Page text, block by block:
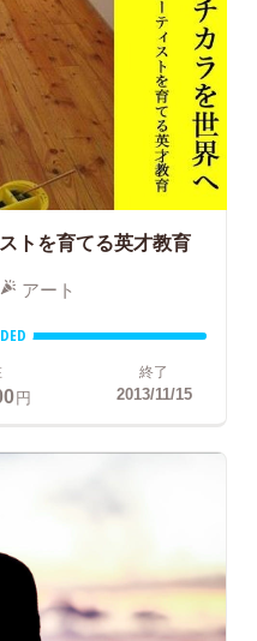
トを育てる英才教育
アート
円
終了
2013/11/15